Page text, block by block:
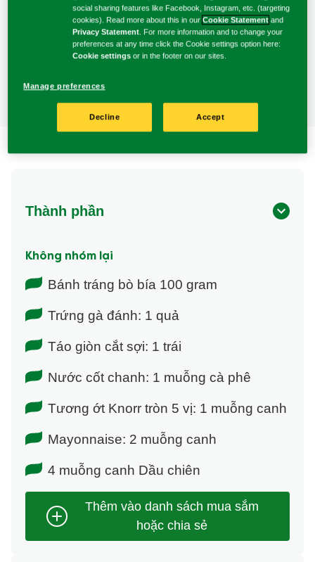
4 Người
Phục vụ
Thành phần
Không nhóm lại
Bánh tráng bò bía 100 gram
Trứng gà đánh: 1 quả
Táo giòn cắt sợi: 1 trái
Nước cốt chanh: 1 muỗng cà phê
Tương ớt Knorr tròn 5 vị: 1 muỗng canh
Mayonnaise: 2 muỗng canh
4 muỗng canh Dầu chiên
social sharing features like Facebook, Instagram, etc. (targeting
cookies). Read more about this in ourCookie Statement and
Privacy Statement. For more information and to change your
preferences at any time click the Cookie settings option here:
Cookie settings or in the footer on our sites.
Manage preferences
Decline Accept